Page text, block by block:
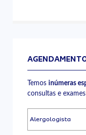
Temosinúmeras
consultas e